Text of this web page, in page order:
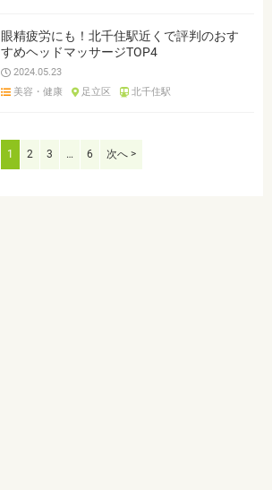
眼精疲労にも！北千住駅近くで評判のおす
すめヘッドマッサージTOP4
2024.05.23
美容・健康
足立区 北千住駅
1 2 3 … 6 次へ >